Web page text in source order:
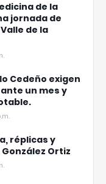
de la
jornada de
de la
Cedeño exigen
un mes y
réplicas y
Ortiz